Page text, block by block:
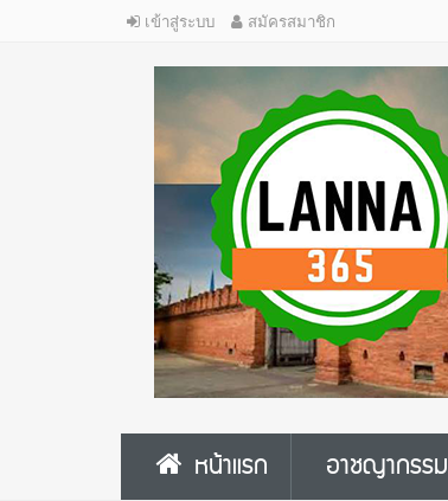
เข้าสู่ระบบ สมัครสมาชิก
หน้าแรก อาชญากรรม